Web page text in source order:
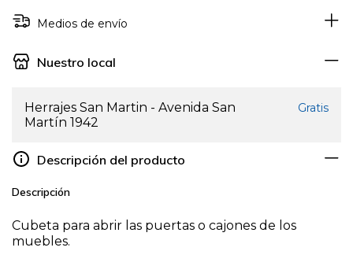
Medios de envío
Nuestro local
Herrajes San Martin - Avenida San
Martín 1942
Gratis
Descripción del producto
Descripción
Cubeta para abrir las puertas o cajones de los
muebles.